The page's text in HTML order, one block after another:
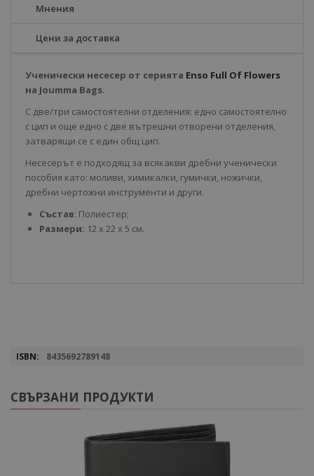
Мнения
Цени за доставка
Ученически несесер от серията Enso Full Of Flowers
на Joumma Bags.
С две/три самостоятелни отделения: едно самостоятелно
с цип и още едно с две вътрешни отворени отделения,
затварящи се с един общ цип.
Несесерът е подходящ за всякакви дребни ученически
пособия като: моливи, химикалки, гумички, ножички,
дребни чертожни инструменти и други.
Състав: Полиестер;
Размери: 12 x 22 x 5 см.
Повече
8435692789148
СВЪРЗАНИ ПРОДУКТИ